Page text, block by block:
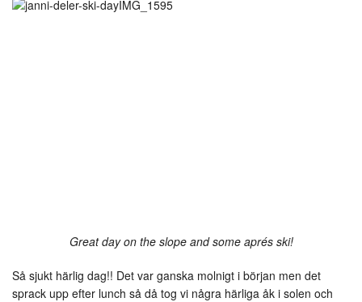
Great day on the slope and some aprés ski!
Så sjukt härlig dag!! Det var ganska molnigt i början men det
sprack upp efter lunch så då tog vi några härliga åk i solen och